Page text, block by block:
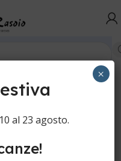
al 23 agosto.
×